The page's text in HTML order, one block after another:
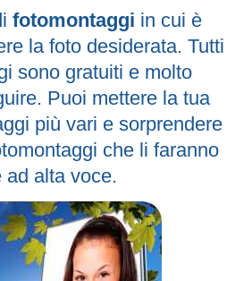
fotomontaggi in cui è
la foto desiderata. Tutti
sono gratuiti e molto
Puoi mettere la tua
più vari e sorprendere
che li faranno
ad alta voce.